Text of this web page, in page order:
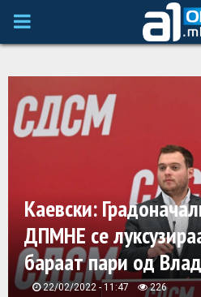
P
I
A
R
Y
Каевски:
ДПМНЕ се
бараат пари од
22/02/2022 - 11:47 226